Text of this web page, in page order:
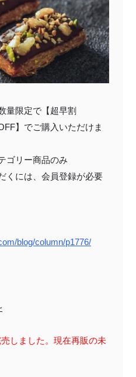
量限定で 【超早割
】 でご購入いただけま
ゴリー商品のみ
くには、会員登録が必要
blog/column/p1776/
しました。現在再販の未